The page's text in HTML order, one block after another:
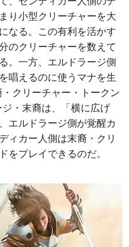
り小型クリーチャーを大
なる。この有利を活かす
のクリーチャーを数えて
。一方、エルドラージ側
唱えるのに使うマナを生
クリーチャー・トークン
・末裔は、「横に広げ
エルドラージ側が覚醒カ
ィカー人側は末裔・クリ
をプレイできるのだ。